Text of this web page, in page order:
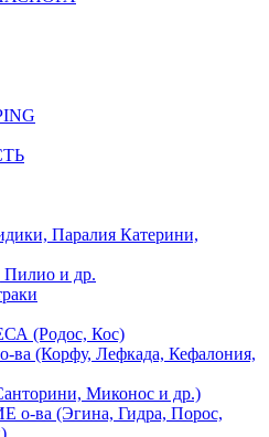
Паралия Катерини,
и др.
(Родос, Кос)
(Корфу, Лефкада, Кефалония,
Миконос и др.)
ва (Эгина, Гидра, Порос,